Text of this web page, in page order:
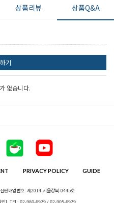
상품리뷰 상품Q&A
기
없습니다.
PRIVACY POLICY GUIDE
판매업번호: 제2014-서울강북-0445호
인] TEL: 02-980-6929 / 02-905-6929